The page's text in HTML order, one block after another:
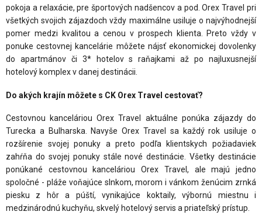
pokoja a relaxácie, pre športových nadšencov a pod. Orex Travel pri
všetkých svojich zájazdoch vždy maximálne usiluje o najvýhodnejší
pomer medzi kvalitou a cenou v prospech klienta. Preto vždy v
ponuke cestovnej kancelárie môžete nájsť ekonomickej dovolenky
do apartmánov či 3* hotelov s raňajkami až po najluxusnejší
hotelový komplex v danej destinácii.
Do akých krajín môžete s CK Orex Travel cestovať?
Cestovnou kanceláriou Orex Travel aktuálne ponúka zájazdy do
Turecka a Bulharska. Navyše Orex Travel sa každý rok usiluje o
rozšírenie svojej ponuky a preto podľa klientskych požiadaviek
zahŕňa do svojej ponuky stále nové destinácie. Všetky destinácie
ponúkané cestovnou kanceláriou Orex Travel, ale majú jedno
spoločné - pláže voňajúce slnkom, morom i vánkom ženúcim zrnká
piesku z hôr a púští, vynikajúce koktaily, výbornú miestnu i
medzinárodnú kuchyňu, skvelý hotelový servis a priateľský prístup.